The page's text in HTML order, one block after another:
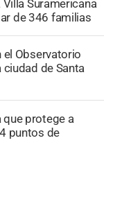
Suramericana
de 346 familias
el Observatorio
de Santa
que protege a
puntos de